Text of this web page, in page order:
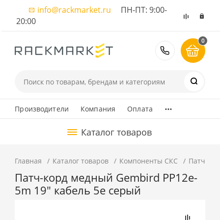
info@rackmarket.ru ПН-ПТ: 9:00-
20:00
8 (495)
0
Производители Компания Оплата ...
Каталог товаров
Главная Каталог товаров Компоненты СКС Патч-
Патч-корд медный Gembird PP12e-
5m 19" кабель 5e серый